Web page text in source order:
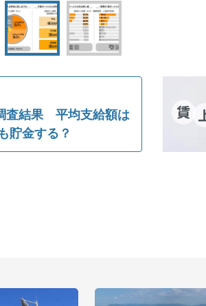
査結果 平均支給額は
貯金する？